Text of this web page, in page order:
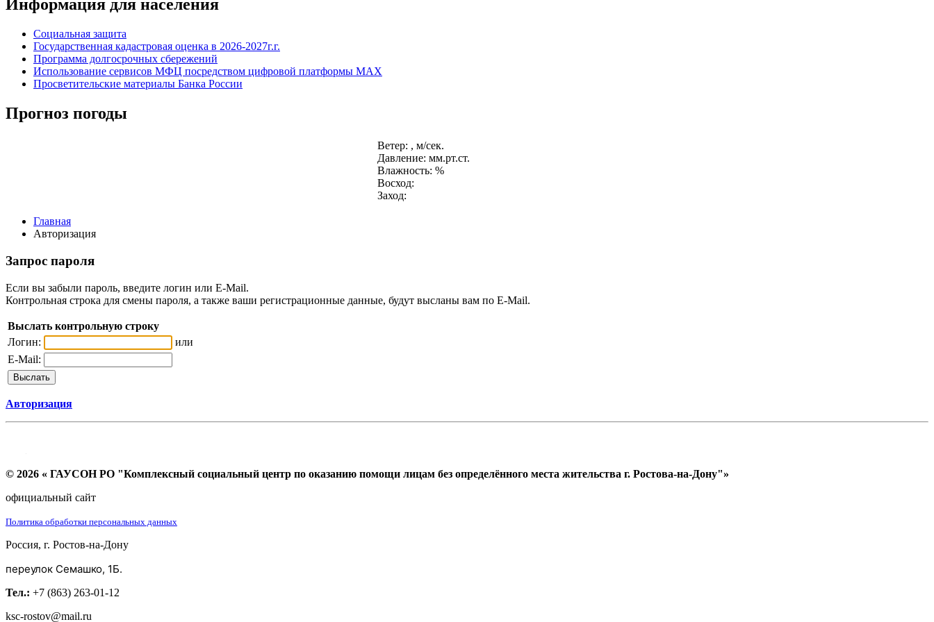
Информация для населения
Социальная защита
Государственная кадастровая оценка в 2026-2027г.г.
Программа долгосрочных сбережений
Использование сервисов МФЦ посредством цифровой платформы MAX
Просветительские материалы Банка России
Прогноз погоды
Ветер: , м/сек.
Давление: мм.рт.ст.
Влажность: %
Восход:
Заход:
Главная
Авторизация
Запрос пароля
Если вы забыли пароль, введите логин или E-Mail.
Контрольная строка для смены пароля, а также ваши регистрационные данные, будут высланы вам по E-Mail.
Выслать контрольную строку
Логин:
или
E-Mail:
Авторизация
© 2026 « ГАУСОН РО "Комплексный социальный центр по оказанию помощи лицам без определённого места жительства г. Ростова-на-Дону"»
официальный сайт
Политика обработки персональных данных
Россия, г. Ростов-на-Дону
переулок Семашко, 1Б.
Тел.: +7 (863) 263-01-12
ksc-rostov@mail.ru